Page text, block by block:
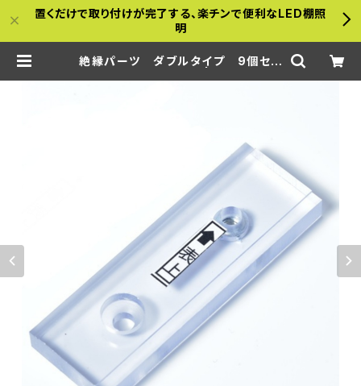
置くだけで取り付けが完了する、楽チンで便利なLED棚照
明
絶縁パーツ ダブルタイプ 9個セッ